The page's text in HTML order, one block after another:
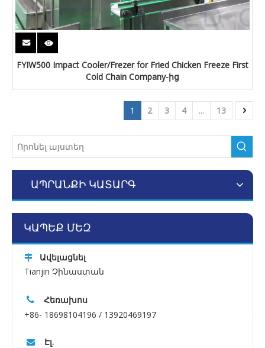
FYIW500 Impact Cooler/Frezer for Fried Chicken Freeze First
Cold Chain Company-ից
1 2 3 4 ... 13
ԱՊՐԱՆՔԻ ԿԱՏԱՐԳ
ԿԱՊԵՔ ՄԵԶ

Ավելացնել
Tianjin Չինաստան

Հեռախոս
+86- 18698104196 / 13920469197

Էլ.